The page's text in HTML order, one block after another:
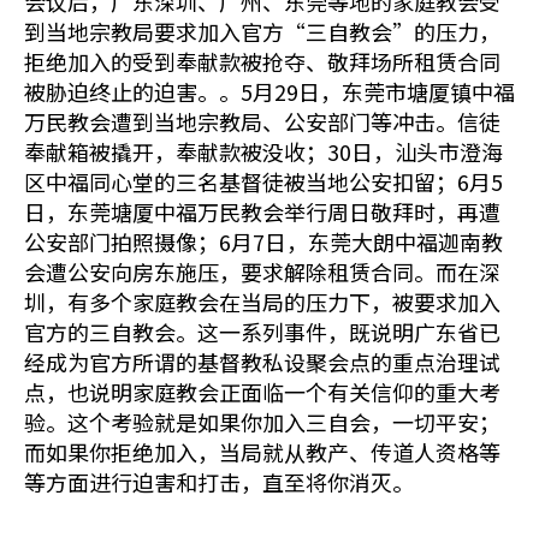
到当地宗教局要求加入官方“三自教会”的压力，
拒绝加入的受到奉献款被抢夺、敬拜场所租赁合同
被胁迫终止的迫害。。5月29日，东莞市塘厦镇中福
万民教会遭到当地宗教局、公安部门等冲击。信徒
奉献箱被撬开，奉献款被没收；30日，汕头市澄海
区中福同心堂的三名基督徒被当地公安扣留；6月5
日，东莞塘厦中福万民教会举行周日敬拜时，再遭
公安部门拍照摄像；6月7日，东莞大朗中福迦南教
会遭公安向房东施压，要求解除租赁合同。而在深
圳，有多个家庭教会在当局的压力下，被要求加入
官方的三自教会。这一系列事件，既说明广东省已
经成为官方所谓的基督教私设聚会点的重点治理试
点，也说明家庭教会正面临一个有关信仰的重大考
验。这个考验就是如果你加入三自会，一切平安；
而如果你拒绝加入，当局就从教产、传道人资格等
等方面进行迫害和打击，直至将你消灭。